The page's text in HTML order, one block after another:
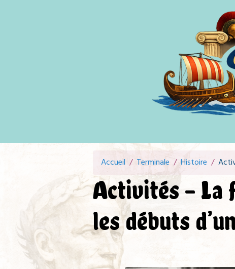
Accueil Terminale Histoire
Activités - La
les débuts